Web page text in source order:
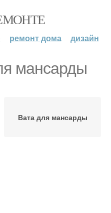
ремонт дома дизайн
мансарды
Вата для мансарды